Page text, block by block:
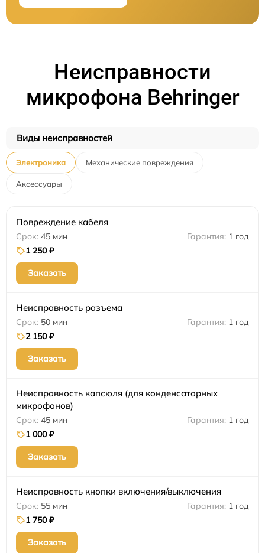
Неисправности
микрофона Behringer
Виды неисправностей
Электроника Механические повреждения
Аксессуары
Повреждение кабеля
45 мин
1 год
1 250 ₽
Заказать
Неисправность разъема
50 мин
1 год
2 150 ₽
Заказать
Неисправность капсюля (для конденсаторных
микрофонов)
45 мин
1 год
1 000 ₽
Заказать
Неисправность кнопки включения/выключения
55 мин
1 год
1 750 ₽
Заказать